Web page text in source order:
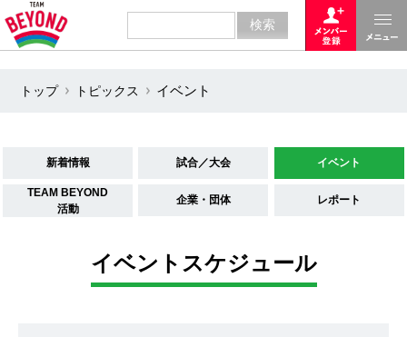
トップ トピックス イベント
新着情報 試合／大会 イベント
TEAM BEYOND
活動
企業・団体 レポート
イベントスケジュール